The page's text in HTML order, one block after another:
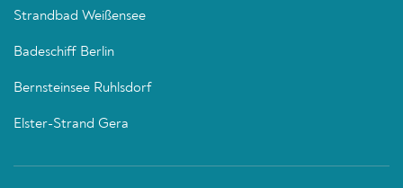
Strandbad Weißensee
Badeschiff Berlin
Bernsteinsee Ruhlsdorf
Elster-Strand Gera